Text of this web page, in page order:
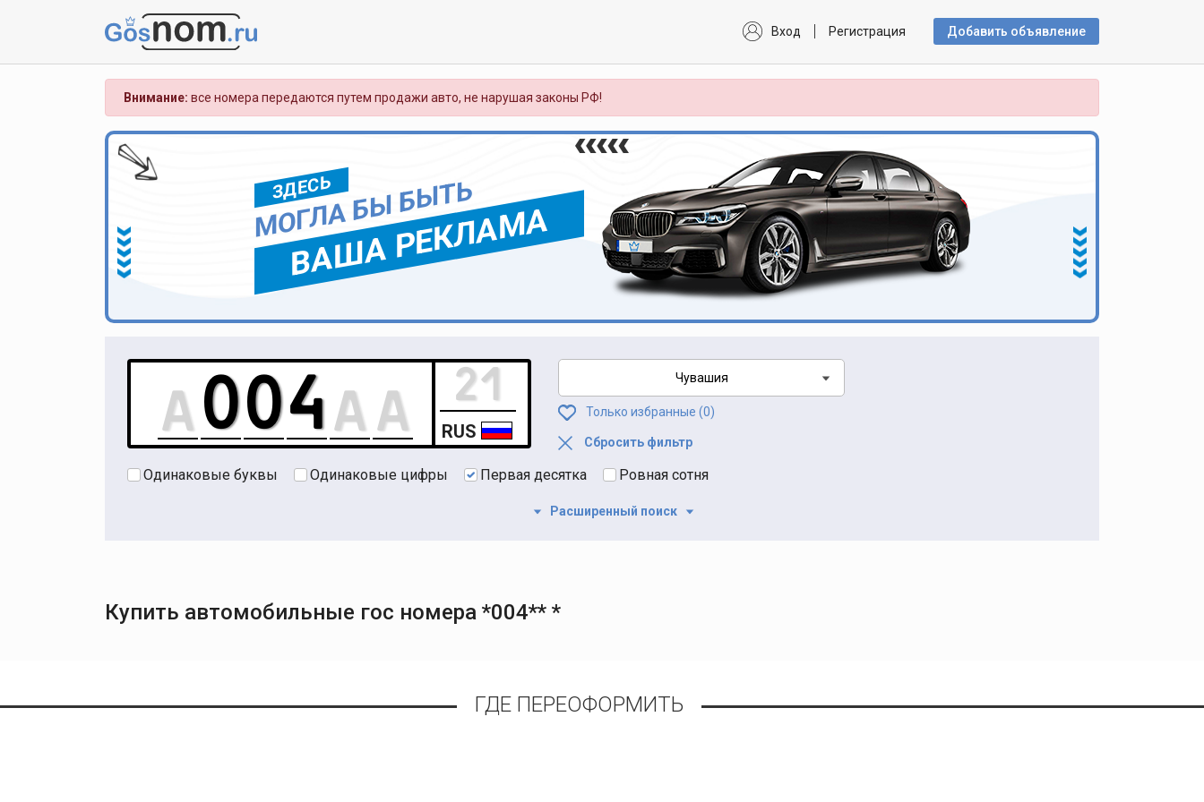
Вход Регистрация Добавить объявлениe
Внимание: все номера передаются путем продажи авто, не нарушая законы РФ!
ЗДЕСЬ
МОГЛА БЫ БЫТЬ
ВАША РЕКЛАМА
RUS
Чувашия
Только избранные (0)
Сбросить фильтр
Одинаковые буквы Одинаковые цифры Первая десятка Ровная сотня
Расширенный поиск
Купить автомобильные гос номера *004** *
ГДЕ ПЕРЕОФОРМИТЬ